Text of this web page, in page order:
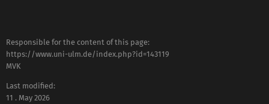
Responsible for the content of this page:
https://www.uni-ulm.de/index.php?id=143119
MVK
Last modified:
11 . May 2026